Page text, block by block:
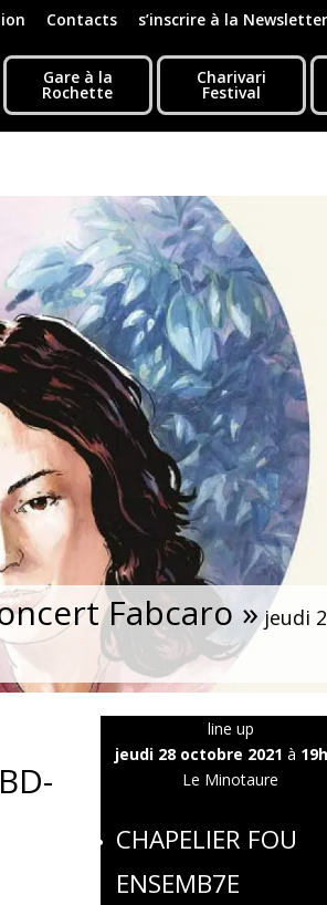
Contacts s’inscrire à la Newsletter
Gare à la
Rochette
Charivari
Festival
Fabcaro »jeudi
line up
jeudi 28 octobre 2021 à
Le Minotaure
CHAPELIER FOU
ENSEMB7E